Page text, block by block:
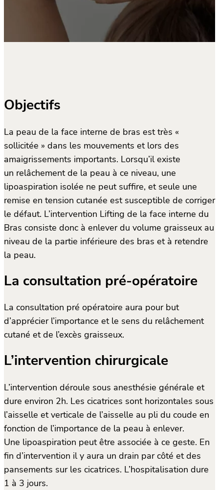
Objectifs
La peau de la face interne de bras est très «
sollicitée » dans les mouvements et lors des
amaigrissements importants. Lorsqu’il existe
un relâchement de la peau à ce niveau, une
lipoaspiration isolée ne peut suffire, et seule une
remise en tension cutanée est susceptible de corriger
le défaut. L’intervention Lifting de la face interne du
Bras consiste donc à enlever du volume graisseux au
niveau de la partie inférieure des bras et à retendre
la peau.
La consultation pré-opératoire
La consultation pré opératoire aura pour but
d’apprécier l’importance et le sens du relâchement
cutané et de l’excès graisseux.
L’intervention chirurgicale
L’intervention déroule sous anesthésie générale et
dure environ 2h. Les cicatrices sont horizontales sous
l’aisselle et verticale de l’aisselle au pli du coude en
fonction de l’importance de la peau à enlever.
Une lipoaspiration peut être associée à ce geste. En
fin d’intervention il y aura un drain par côté et des
pansements sur les cicatrices. L’hospitalisation dure
1 à 3 jours.